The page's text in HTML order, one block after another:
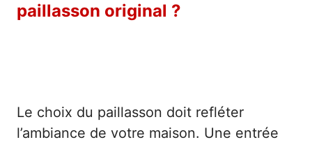
paillasson original ?
Le choix du paillasson doit refléter
l’ambiance de votre maison. Une entrée